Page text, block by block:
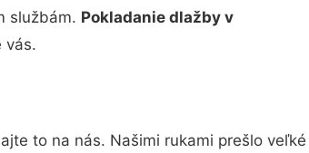
službám. Pokladanie dlažby v
vás.
to na nás. Našimi rukami prešlo